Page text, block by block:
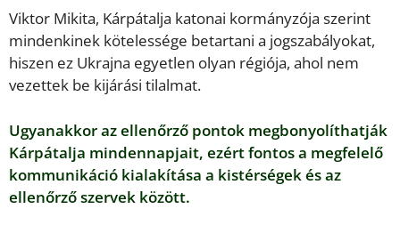
Viktor Mikita, Kárpátalja katonai kormányzója szerint
mindenkinek kötelessége betartani a jogszabályokat,
hiszen ez Ukrajna egyetlen olyan régiója, ahol nem
vezettek be kijárási tilalmat.
Ugyanakkor az ellenőrző pontok megbonyolíthatják
Kárpátalja mindennapjait, ezért fontos a megfelelő
kommunikáció kialakítása a kistérségek és az
ellenőrző szervek között.